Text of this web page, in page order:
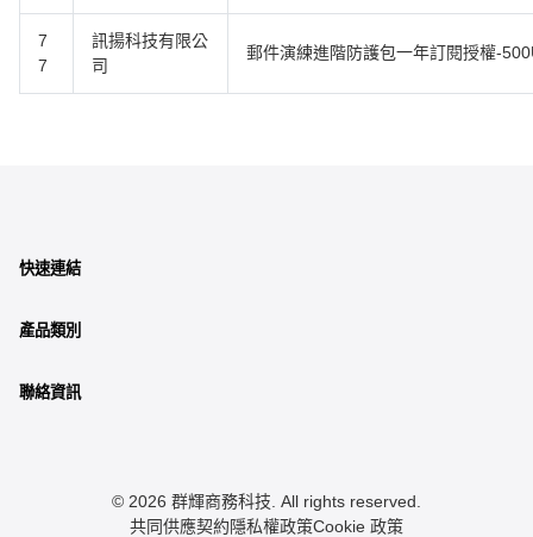
7
7
訊揚科技有限公
司
郵件演練進階防護包一年訂閱授權-
快速連結
產品類別
聯絡資訊
© 2026 群輝商務科技. All rights reserved.
共同供應契約隱私權政策Cookie 政策